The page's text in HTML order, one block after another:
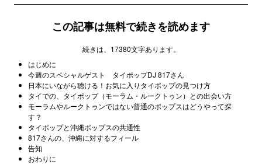
この記事は無料で続きを読めます
続きは、17380文字あります。
はじめに
今週のスペシャルゲスト タイポップDJ 817さん
日本にいながら聴ける！お気に入りタイポップの見つけ方
タイでの、タイポップ（モーラム・ルークトゥン）との出会い方
モーラムやルークトゥンではない普通のポップスはどうやって探
す？
タイポップと沖縄ポップスの共通性
817さんの、沖縄に対するフィール
告知
おわりに